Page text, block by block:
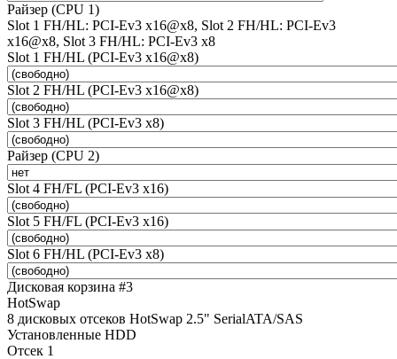
Райзер (CPU 1)
Slot 1 FH/HL: PCI-Ev3 x16@x8, Slot 2 FH/HL: PCI-Ev3
x16@x8, Slot 3 FH/HL: PCI-Ev3 x8
Slot 1 FH/HL (PCI-Ev3 x16@x8)
Slot 2 FH/HL (PCI-Ev3 x16@x8)
Slot 3 FH/HL (PCI-Ev3 x8)
Райзер (CPU 2)
Slot 4 FH/FL (PCI-Ev3 x16)
Slot 5 FH/FL (PCI-Ev3 x16)
Slot 6 FH/HL (PCI-Ev3 x8)
Дисковая корзина #3
HotSwap
8 дисковых отсеков HotSwap 2.5" SerialATA/SAS
Установленные HDD
Отсек 1